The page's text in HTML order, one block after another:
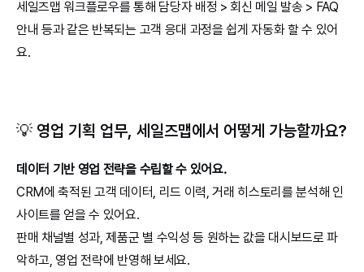
세일즈맵 워크플로우를 통해 담당자 배정 > 회신 메일 발송 > FAQ
안내 등과 같은 반복되는 고객 응대 과정을 쉽게 자동화 할 수 있어
요.
💡 영업 기획 업무, 세일즈맵에서 어떻게 가능할까요?
데이터 기반 영업 전략을 수립할 수 있어요.
CRM에 축적된 고객 데이터, 리드 이력, 거래 히스토리를 분석해 인
사이트를 얻을 수 있어요.
판매 채널별 성과, 제품군 별 수익성 등 원하는 값을 대시보드로 파
악하고, 영업 전략에 반영해 보세요.